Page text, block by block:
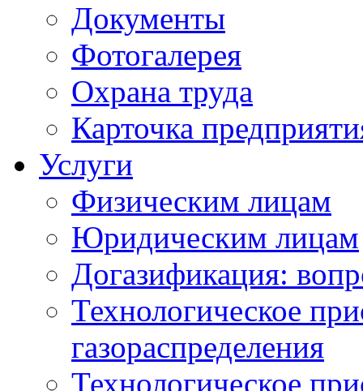
Документы
Фотогалерея
Охрана труда
Карточка
Услуги
Физическим лицам
Юридическим лицам
Догазификация:
Технологическое
газораспределения
Технологическое